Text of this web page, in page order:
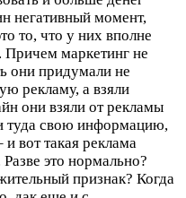
негативный момент,
то, что у них вполне
Причем маркетинг не
они придумали не
рекламу, а взяли
они взяли от рекламы
туда свою информацию,
вот такая реклама
это нормально?
признак? Когда